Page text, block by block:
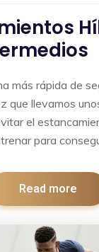
más rápida de
que llevamos
el
para
Read more